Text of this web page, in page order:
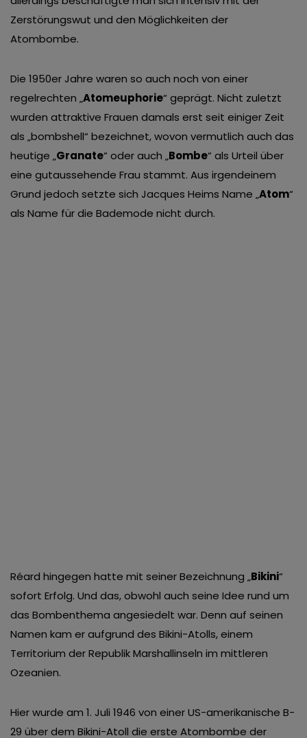
van derde partijen om gepersonaliseerde advertenties te
tonen en/of de inhoud van de advertenties op je
voorkeuren af te stemmen. Je kunt je voorkeuren
doorgaan’ dan ga je akkoord met het gebruik van alle
cookies zoals omschreven in onzeCookieverklaring.
Merci!
Zerstörungswut und den Möglichkeiten der
Atombombe.
Die 1950er Jahre waren so auch noch von einer
regelrechten „Atomeuphorie“ geprägt. Nicht zuletzt
wurden attraktive Frauen damals erst seit einiger Zeit
als „bombshell“ bezeichnet, wovon vermutlich auch das
heutige „Granate“ oder auch „Bombe“ als Urteil über
eine gutaussehende Frau stammt. Aus irgendeinem
Grund jedoch setzte sich Jacques Heims Name „Atom“
als Name für die Bademode nicht durch.
Réard hingegen hatte mit seiner Bezeichnung „Bikini“
sofort Erfolg. Und das, obwohl auch seine Idee rund um
das Bombenthema angesiedelt war. Denn auf seinen
Namen kam er aufgrund des Bikini-Atolls, einem
Territorium der Republik Marshallinseln im mittleren
Ozeanien.
Hier wurde am 1. Juli 1946 von einer US-amerikanische B-
29 über dem Bikini-Atoll die erste Atombombe der